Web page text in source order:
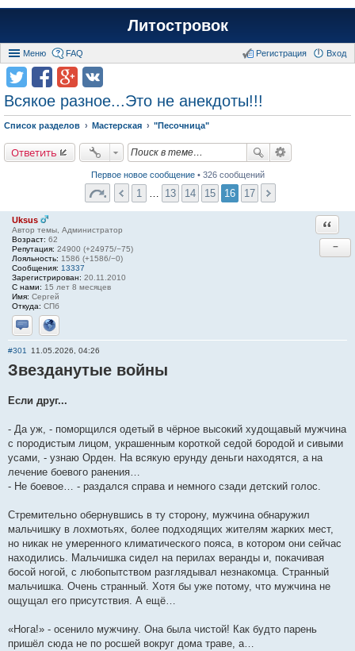
Литостровок
Меню FAQ Вход
Регистрация
Всякое разное...Это не анекдоты!!!
Список разделов Мастерская "Песочница"
Ответить
Первое новое сообщение• 326 сообщений
1 13 14 15 16 17
Uksus
Автор темы, Администратор
Возраст: 62
Репутация: 24900 (+24975/−75)
Лояльность: 1586 (+1586/−0)
Сообщения: 13337
Зарегистрирован: 20.11.2010
С нами: 15 лет 8 месяцев
Имя: Сергей
Откуда: СПб
Отправить личное сообщение
Сайт
−
#301 11.05.2026, 04:26
Звезданутые войны
Если друг...
- Да уж, - поморщился одетый в чёрное высокий худощавый мужчина
с породистым лицом, украшенным короткой седой бородой и сивыми
усами, - узнаю Орден. На всякую ерунду деньги находятся, а на
лечение боевого ранения…
- Не боевое… - раздался справа и немного сзади детский голос.
Стремительно обернувшись в ту сторону, мужчина обнаружил
мальчишку в лохмотьях, более подходящих жителям жарких мест,
но никак не умеренного климатического пояса, в котором они сейчас
находились. Мальчишка сидел на перилах веранды и, покачивая
босой ногой, с любопытством разглядывал незнакомца. Странный
мальчишка. Очень странный. Хотя бы уже потому, что мужчина не
ощущал его присутствия. А ещё…
«Нога!» - осенило мужчину. Она была чистой! Как будто парень
пришёл сюда не по росшей вокруг дома траве, а…